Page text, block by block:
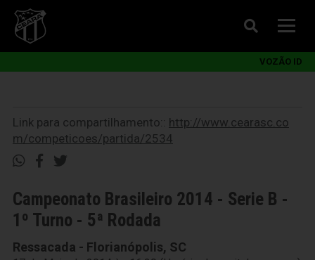
VOZÃO ID
Link para compartilhamento:: http://www.cearasc.co
m/competicoes/partida/2534
Campeonato Brasileiro 2014 - Serie B -
1º Turno - 5ª Rodada
Ressacada - Florianópolis, SC